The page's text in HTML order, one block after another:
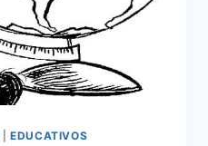
|EDUCATIVOS